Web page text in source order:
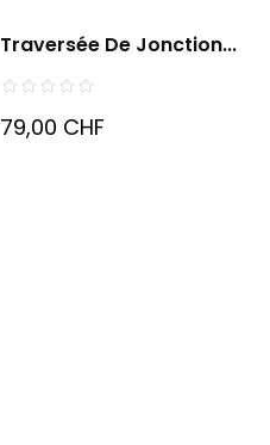
Traversée De Jonction...
79,00 CHF